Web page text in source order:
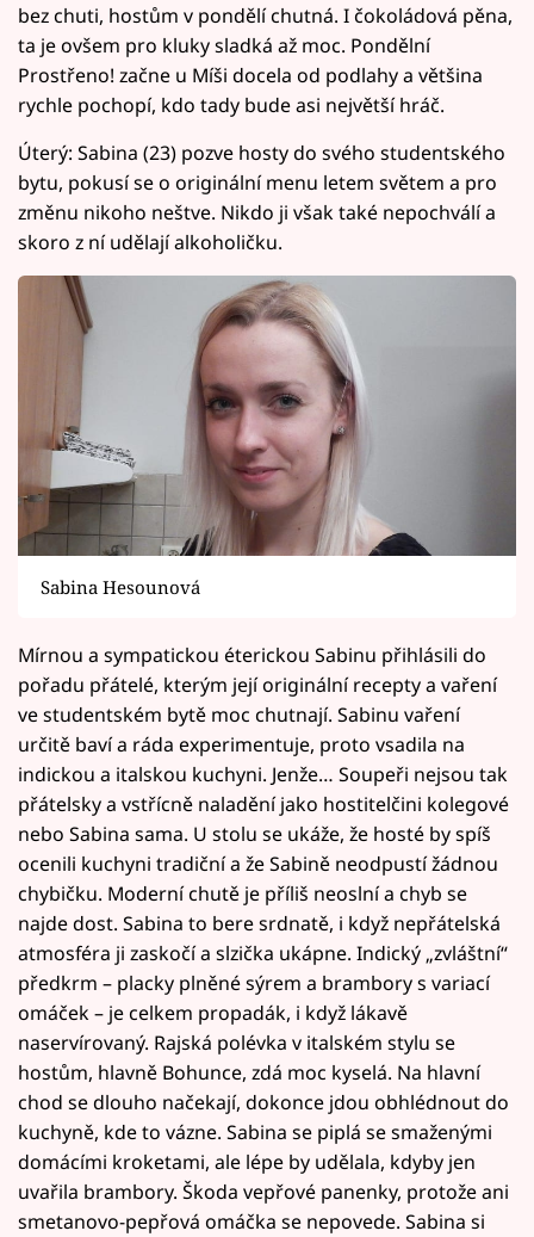
bez chuti, hostům v pondělí chutná. I čokoládová pěna,
ta je ovšem pro kluky sladká až moc. Pondělní
Prostřeno! začne u Míši docela od podlahy a většina
rychle pochopí, kdo tady bude asi největší hráč.
Úterý: Sabina (23) pozve hosty do svého studentského
bytu, pokusí se o originální menu letem světem a pro
změnu nikoho neštve. Nikdo ji však také nepochválí a
skoro z ní udělají alkoholičku.
Sabina Hesounová
Mírnou a sympatickou éterickou Sabinu přihlásili do
pořadu přátelé, kterým její originální recepty a vaření
ve studentském bytě moc chutnají. Sabinu vaření
určitě baví a ráda experimentuje, proto vsadila na
indickou a italskou kuchyni. Jenže… Soupeři nejsou tak
přátelsky a vstřícně naladění jako hostitelčini kolegové
nebo Sabina sama. U stolu se ukáže, že hosté by spíš
ocenili kuchyni tradiční a že Sabině neodpustí žádnou
chybičku. Moderní chutě je příliš neoslní a chyb se
najde dost. Sabina to bere srdnatě, i když nepřátelská
atmosféra ji zaskočí a slzička ukápne. Indický „zvláštní“
předkrm – placky plněné sýrem a brambory s variací
omáček – je celkem propadák, i když lákavě
naservírovaný. Rajská polévka v italském stylu se
hostům, hlavně Bohunce, zdá moc kyselá. Na hlavní
chod se dlouho načekají, dokonce jdou obhlédnout do
kuchyně, kde to vázne. Sabina se piplá se smaženými
domácími kroketami, ale lépe by udělala, kdyby jen
uvařila brambory. Škoda vepřové panenky, protože ani
smetanovo-pepřová omáčka se nepovede. Sabina si